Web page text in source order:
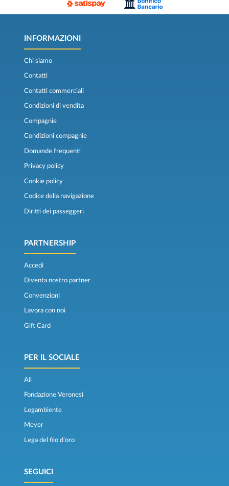
INFORMAZIONI
Chi siamo
Contatti
Contatti commerciali
Condizioni di vendita
Compagnie
Condizioni compagnie
Domande frequenti
Privacy policy
Cookie policy
Codice della navigazione
Diritti dei passeggeri
PARTNERSHIP
Accedi
Diventa nostro partner
Convenzioni
Lavora con noi
Gift Card
PER IL SOCIALE
Ail
Fondazione Veronesi
Legambiente
Meyer
Lega del filo d’oro
SEGUICI